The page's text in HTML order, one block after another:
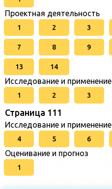
Проектная деятельность
1 2 3
7 8 9
13 14
Исследование и применение
1 2 3
Страница 111
Исследование и применение
4 5 6
Оценивание и прогноз
1